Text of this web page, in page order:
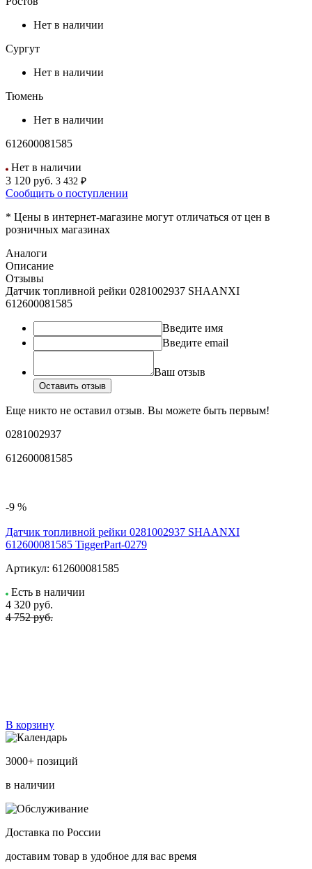
Нет в наличии
Сургут
Нет в наличии
Тюмень
Нет в наличии
612600081585
Нет в наличии
3 120 руб. 3 432 ₽
Сообщить о поступлении
* Цены в интернет-магазине могут отличаться от цен в
розничных магазинах
Аналоги
Описание
Отзывы
Датчик топливной рейки 0281002937 SHAANXI
612600081585
Введите имя
Введите email
Ваш отзыв
Оставить отзыв
Еще никто не оставил отзыв. Вы можете быть первым!
0281002937
612600081585
-9 %
Датчик топливной рейки 0281002937 SHAANXI
612600081585 TiggerPart-0279
Артикул: 612600081585
Есть в наличии
4 320 руб.
4 752 руб.
В корзину
3000+ позиций
в наличии
Доставка по России
доставим товар в удобное для вас время